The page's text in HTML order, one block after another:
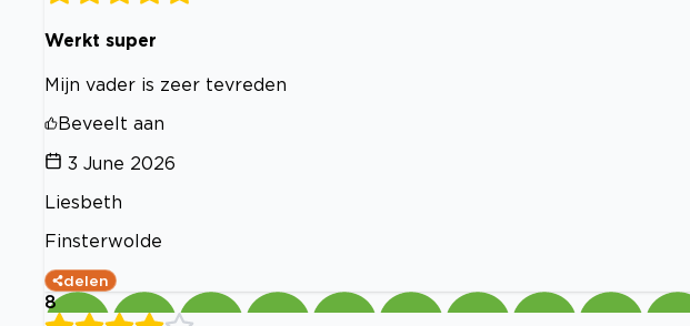
Werkt super
Mijn vader is zeer tevreden
Beveelt aan
3 June 2026
Liesbeth
Finsterwolde
delen
8